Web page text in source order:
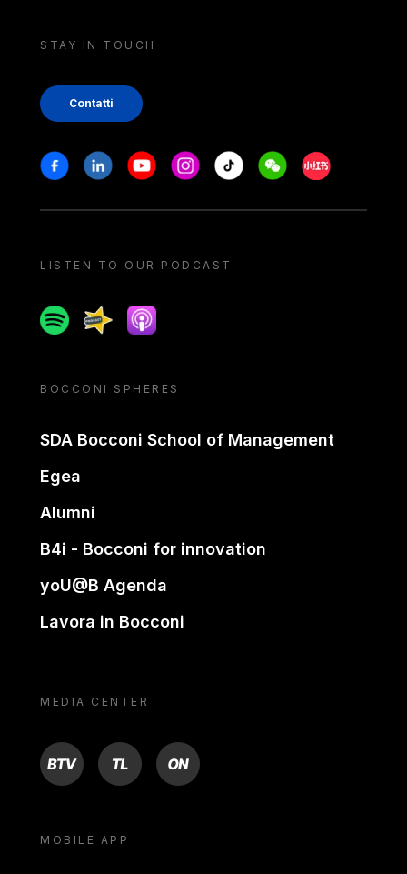
STAY IN TOUCH
Contatti
Stay in touch
FacebookLinkedinYoutubeInstagram
Tiktok WeechatXiaohongshu/
LISTEN TO OUR PODCAST
SpotifySpreakerApple podcast
BOCCONI SPHERES
SDA Bocconi School of Management
Egea
Alumni
B4i - Bocconi for innovation
yoU@B Agenda
Lavora in Bocconi
MEDIA CENTER
BTV TL ON
MOBILE APP